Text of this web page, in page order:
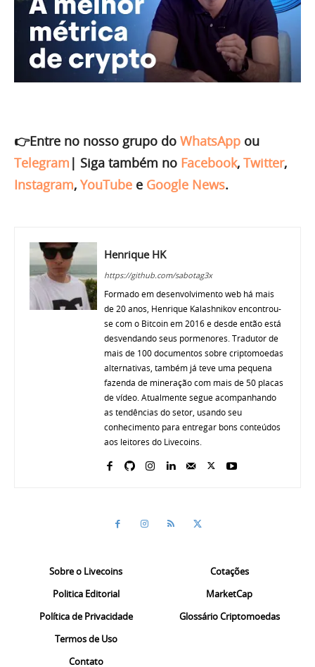
👉Entre no nosso grupo do WhatsApp ou
Telegram | Siga também no Facebook, Twitter,
Instagram, YouTube e Google News.
Henrique HK
https://github.com/sabotag3x
Formado em desenvolvimento web há mais
de 20 anos, Henrique Kalashnikov encontrou-
se com o Bitcoin em 2016 e desde então está
desvendando seus pormenores. Tradutor de
mais de 100 documentos sobre criptomoedas
alternativas, também já teve uma pequena
fazenda de mineração com mais de 50 placas
de vídeo. Atualmente segue acompanhando
as tendências do setor, usando seu
conhecimento para entregar bons conteúdos
aos leitores do Livecoins.
Sobre o Livecoins
Politica Editorial
Política de Privacidade
Termos de Uso
Contato
Cotações
MarketCap
Glossário Criptomoedas